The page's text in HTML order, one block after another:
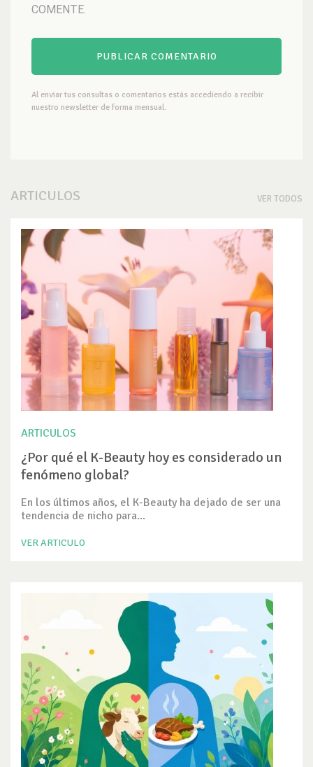
COMENTE.
Al enviar tus consultas o comentarios estás accediendo a recibir
nuestro newsletter de forma mensual.
ARTICULOS VER TODOS
ARTICULOS
¿Por qué el K-Beauty hoy es considerado un
fenómeno global?
En los últimos años, el K-Beauty ha dejado de ser una
tendencia de nicho para...
VER ARTICULO